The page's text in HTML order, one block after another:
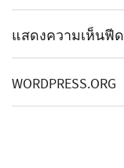
แสดงความเห็นฟีด
WORDPRESS.ORG